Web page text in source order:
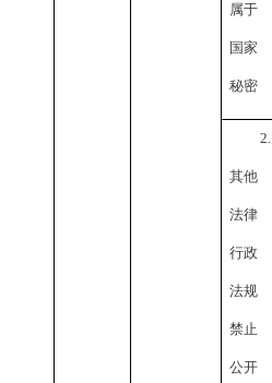
属于
国家
秘密
2.
其他
法律
行政
法规
禁止
公开